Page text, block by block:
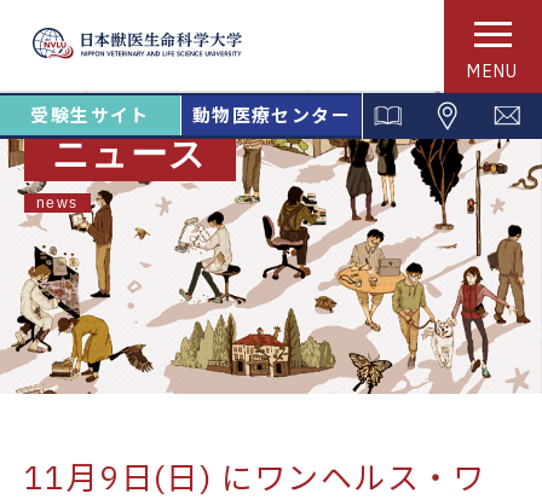
MENU
受験生サイト 動物医療センター
ニュース
news
11月9日(日) にワンヘルス・ワ